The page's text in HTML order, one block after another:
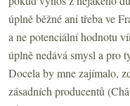
úplně běžné ani třeba ve
a ne potenciální hodnotu
úplně nedává smysl a pro
Docela by mne zajímalo,
zásadních producentů